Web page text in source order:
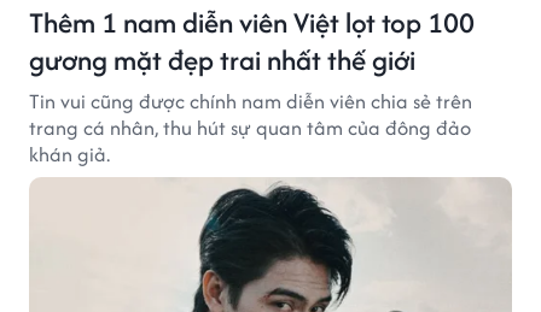
Thêm 1 nam diễn viên Việt lọt top 100
gương mặt đẹp trai nhất thế giới
Tin vui cũng được chính nam diễn viên chia sẻ trên
trang cá nhân, thu hút sự quan tâm của đông đảo
khán giả.